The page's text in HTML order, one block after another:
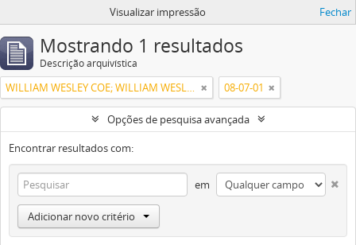
Visualizar impressão Fechar
Mostrando 1 resultados
Descrição arquivística
WILLIAM WESLEY COE; WILLIAM WESLEY COE JUNIOR 08-07-01
Opções de pesquisa avançada
Encontrar resultados com:
em
Adicionar novo critério